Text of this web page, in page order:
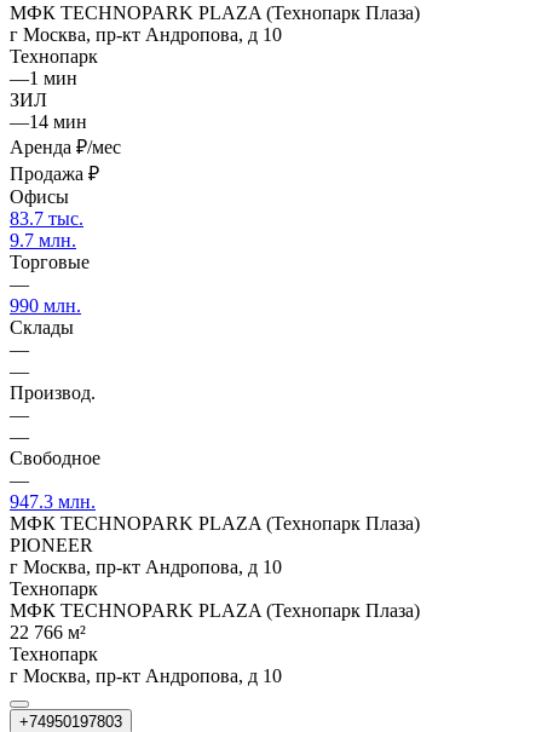
МФК TECHNOPARK PLAZA (Технопарк Плаза)
г Москва, пр-кт Андропова, д 10
Технопарк
—1 мин
ЗИЛ
—14 мин
Аренда ₽/мес
Продажа ₽
Офисы
83.7 тыс.
9.7 млн.
Торговые
—
990 млн.
Склады
—
—
Производ.
—
—
Свободное
—
947.3 млн.
МФК TECHNOPARK PLAZA (Технопарк Плаза)
PIONEER
г Москва, пр-кт Андропова, д 10
Технопарк
МФК TECHNOPARK PLAZA (Технопарк Плаза)
22 766 м²
Технопарк
г Москва, пр-кт Андропова, д 10
+74950197803